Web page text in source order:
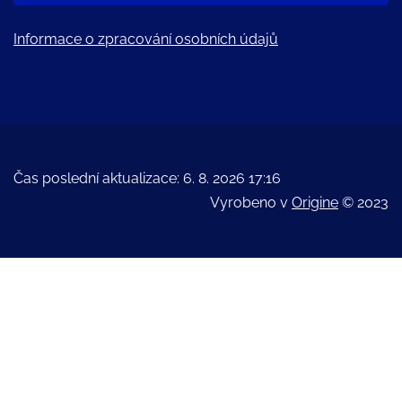
Informace o zpracování osobních údajů
Čas poslední aktualizace: 6. 8. 2026 17:16
Vyrobeno v Origine © 2023